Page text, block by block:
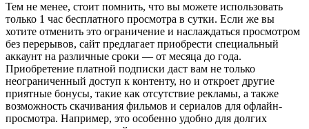
Тем не менее, стоит помнить, что вы можете использовать
только 1 час бесплатного просмотра в сутки. Если же вы
хотите отменить это ограничение и наслаждаться просмотром
без перерывов, сайт предлагает приобрести специальный
аккаунт на различные сроки — от месяца до года.
Приобретение платной подписки даст вам не только
неограниченный доступ к контенту, но и откроет другие
приятные бонусы, такие как отсутствие рекламы, а также
возможность скачивания фильмов и сериалов для офлайн-
просмотра. Например, это особенно удобно для долгих